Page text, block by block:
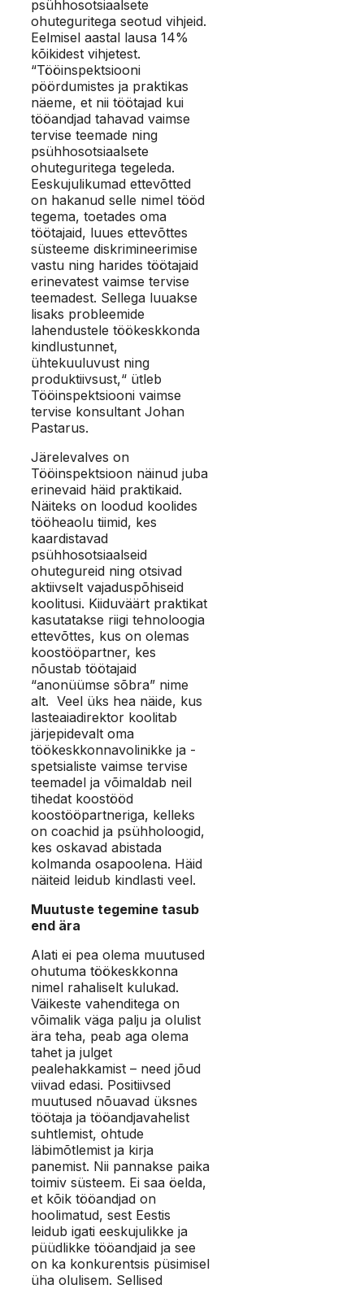
psühhosotsiaalsete
ohuteguritega seotud vihjeid.
Eelmisel aastal lausa 14%
kõikidest vihjetest.
“Tööinspektsiooni
pöördumistes ja praktikas
näeme, et nii töötajad kui
tööandjad tahavad vaimse
tervise teemade ning
psühhosotsiaalsete
ohuteguritega tegeleda.
Eeskujulikumad ettevõtted
on hakanud selle nimel tööd
tegema, toetades oma
töötajaid, luues ettevõttes
süsteeme diskrimineerimise
vastu ning harides töötajaid
erinevatest vaimse tervise
teemadest. Sellega luuakse
lisaks probleemide
lahendustele töökeskkonda
kindlustunnet,
ühtekuuluvust ning
produktiivsust,“ ütleb
Tööinspektsiooni vaimse
tervise konsultant Johan
Pastarus.
Järelevalves on
Tööinspektsioon näinud juba
erinevaid häid praktikaid.
Näiteks on loodud koolides
tööheaolu tiimid, kes
kaardistavad
psühhosotsiaalseid
ohutegureid ning otsivad
aktiivselt vajaduspõhiseid
koolitusi. Kiiduväärt praktikat
kasutatakse riigi tehnoloogia
ettevõttes, kus on olemas
koostööpartner, kes
nõustab töötajaid
“anonüümse sõbra” nime
alt. Veel üks hea näide, kus
lasteaiadirektor koolitab
järjepidevalt oma
töökeskkonnavolinikke ja -
spetsialiste vaimse tervise
teemadel ja võimaldab neil
tihedat koostööd
koostööpartneriga, kelleks
on coachid ja psühholoogid,
kes oskavad abistada
kolmanda osapoolena. Häid
näiteid leidub kindlasti veel.
Muutuste tegemine tasub
end ära
Alati ei pea olema muutused
ohutuma töökeskkonna
nimel rahaliselt kulukad.
Väikeste vahenditega on
võimalik väga palju ja olulist
ära teha, peab aga olema
tahet ja julget
pealehakkamist – need jõud
viivad edasi. Positiivsed
muutused nõuavad üksnes
töötaja ja tööandjavahelist
suhtlemist, ohtude
läbimõtlemist ja kirja
panemist. Nii pannakse paika
toimiv süsteem. Ei saa öelda,
et kõik tööandjad on
hoolimatud, sest Eestis
leidub igati eeskujulikke ja
püüdlikke tööandjaid ja see
on ka konkurentsis püsimisel
üha olulisem. Sellised